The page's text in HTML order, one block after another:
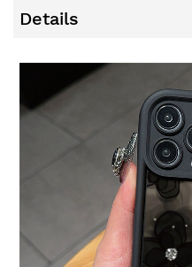
Details